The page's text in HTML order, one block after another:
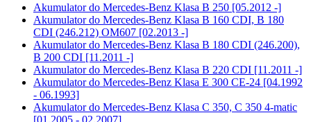
Akumulator do Mercedes-Benz Klasa B 250 [05.2012 -]
Akumulator do Mercedes-Benz Klasa B 160 CDI, B 180
CDI (246.212) OM607 [02.2013 -]
Akumulator do Mercedes-Benz Klasa B 180 CDI (246.200),
B 200 CDI [11.2011 -]
Akumulator do Mercedes-Benz Klasa B 220 CDI [11.2011 -]
Akumulator do Mercedes-Benz Klasa E 300 CE-24 [04.1992
- 06.1993]
Akumulator do Mercedes-Benz Klasa C 350, C 350 4-matic
[01.2005 - 02.2007]